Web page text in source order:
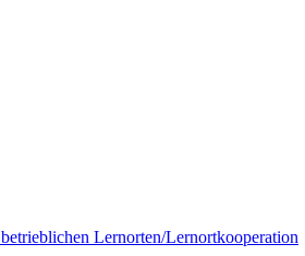
Lernorten/Lernortkooperation